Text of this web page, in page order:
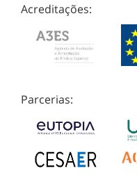
Acreditações:
Parcerias: